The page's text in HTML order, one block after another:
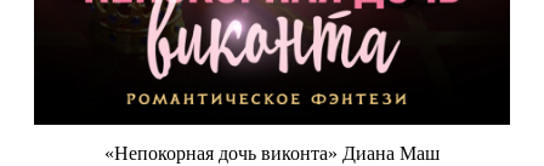
«Непокорная дочь виконта» Диана Маш